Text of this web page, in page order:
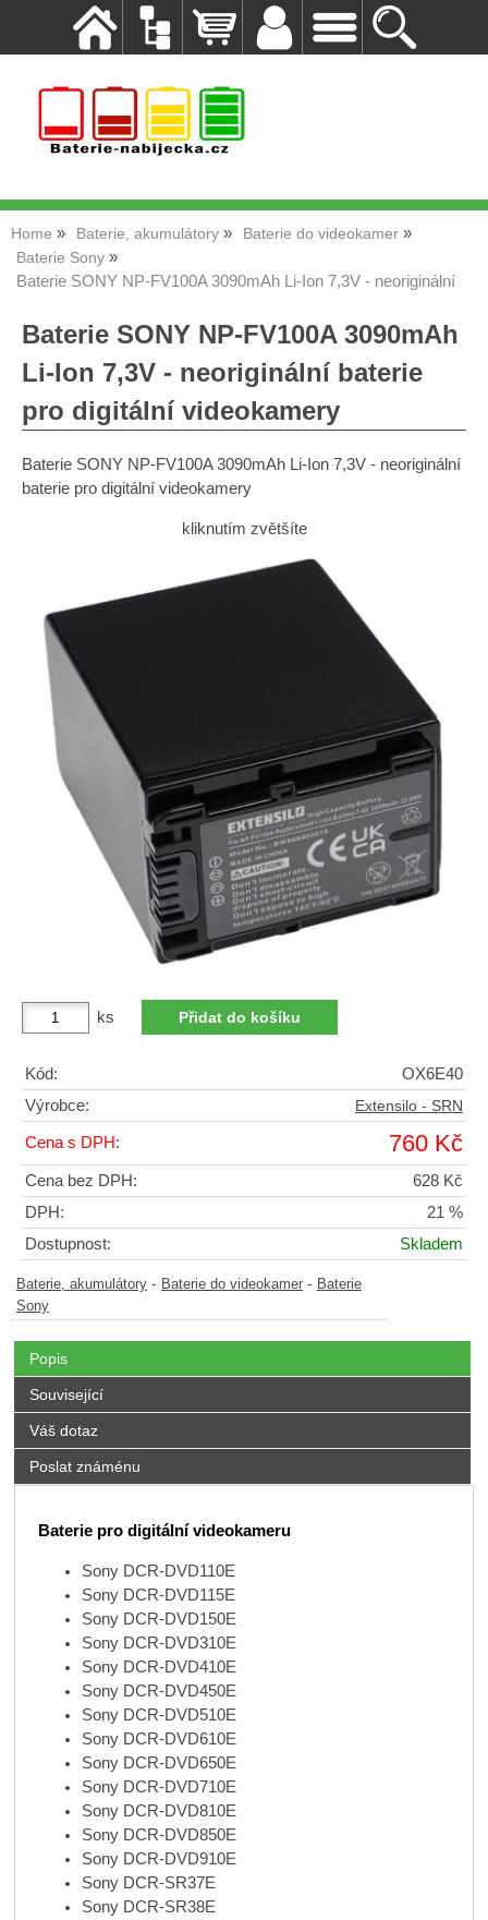
Home Baterie, akumulátory
Baterie do videokamer
Baterie Sony
Baterie SONY NP-FV100A 3090mAh Li-Ion 7,3V - neoriginální
Baterie SONY NP-FV100A 3090mAh
Li-Ion 7,3V - neoriginální baterie
pro digitální videokamery
Baterie SONY NP-FV100A 3090mAh Li-Ion 7,3V - neoriginální
baterie pro digitální videokamery
kliknutím zvětšíte
ks
Kód:
OX6E40
Výrobce:
Extensilo - SRN
Cena s DPH: 760 Kč
Cena bez DPH:
628 Kč
DPH:
21 %
Dostupnost:
Skladem
Baterie, akumulátory - Baterie do videokamer - Baterie
Sony
Popis
Související
Váš dotaz
Poslat známénu
Baterie pro digitální videokameru
Sony DCR-DVD110E
Sony DCR-DVD115E
Sony DCR-DVD150E
Sony DCR-DVD310E
Sony DCR-DVD410E
Sony DCR-DVD450E
Sony DCR-DVD510E
Sony DCR-DVD610E
Sony DCR-DVD650E
Sony DCR-DVD710E
Sony DCR-DVD810E
Sony DCR-DVD850E
Sony DCR-DVD910E
Sony DCR-SR37E
Sony DCR-SR38E